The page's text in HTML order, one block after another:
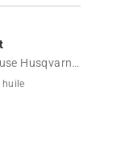
Husqvarna
ce
huile